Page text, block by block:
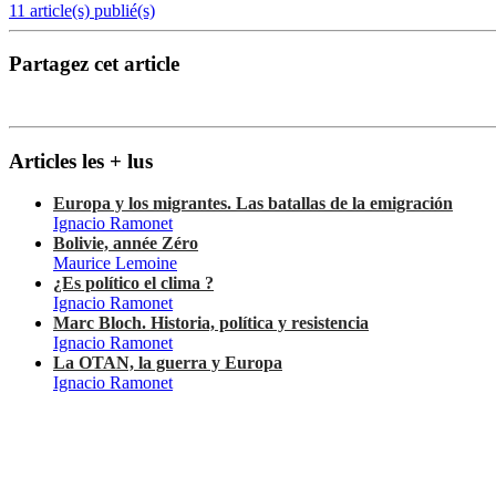
11 article(s) publié(s)
Partagez cet article
Articles les + lus
Europa y los migrantes. Las batallas de la emigración
Ignacio Ramonet
Bolivie, année Zéro
Maurice Lemoine
¿Es político el clima ?
Ignacio Ramonet
Marc Bloch. Historia, política y resistencia
Ignacio Ramonet
La OTAN, la guerra y Europa
Ignacio Ramonet